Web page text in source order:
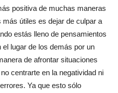
positiva de muchas maneras
útiles es dejar de culpar a
estás lleno de pensamientos
lugar de los demás por un
de afrontar situaciones
centrarte en la negatividad ni
Ya que esto sólo